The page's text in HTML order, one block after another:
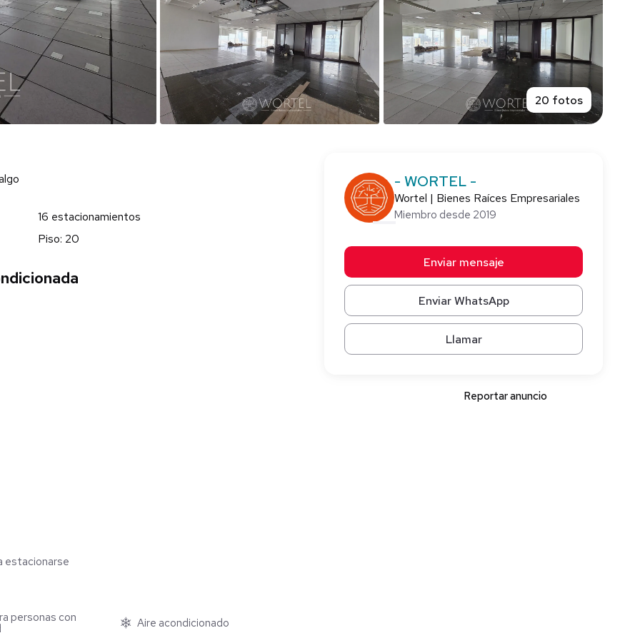
20 fotos
16 estacionamientos
Piso: 20
estacionarse
personas con
Aire acondicionado
- WORTEL -
Wortel | Bienes Raíces Empresariales
Miembro desde 2019
Enviar mensaje
Enviar WhatsApp
Llamar
Reportar anuncio